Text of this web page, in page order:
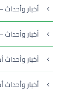
أخبار
أخبار وأحداث
أخبار
أخبار